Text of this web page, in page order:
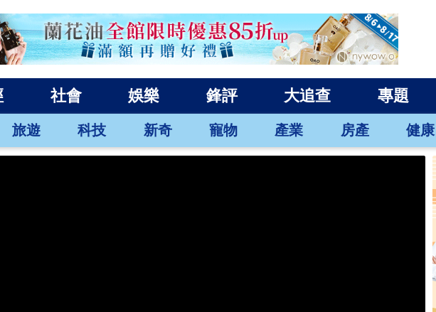
社會 娛樂 鋒評 大追查 專題
旅遊 科技 新奇 寵物 產業 房產 健康